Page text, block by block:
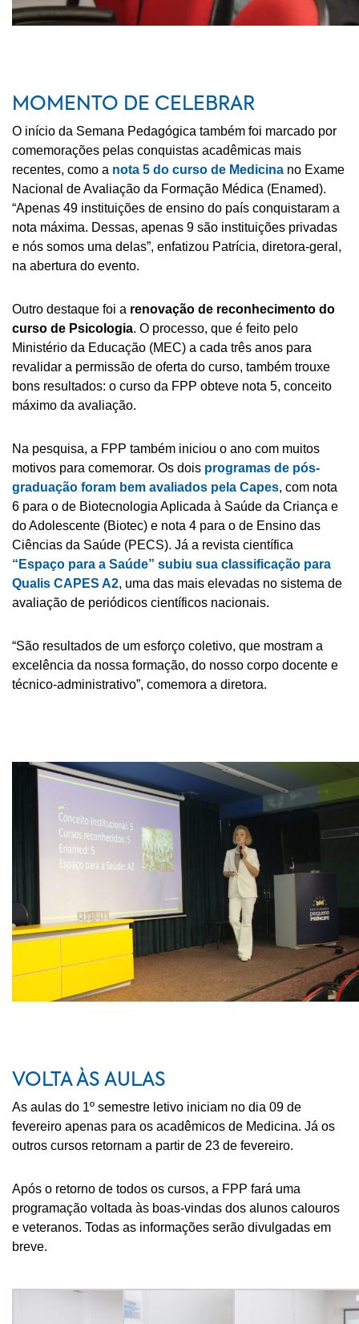
MOMENTO DE CELEBRAR
O início da Semana Pedagógica também foi marcado por
comemorações pelas conquistas acadêmicas mais
recentes, como a nota 5 do curso de Medicina no Exame
Nacional de Avaliação da Formação Médica (Enamed).
“Apenas 49 instituições de ensino do país conquistaram a
nota máxima. Dessas, apenas 9 são instituições privadas
e nós somos uma delas”, enfatizou Patrícia, diretora-geral,
na abertura do evento.
Outro destaque foi a renovação de reconhecimento do
curso de Psicologia. O processo, que é feito pelo
Ministério da Educação (MEC) a cada três anos para
revalidar a permissão de oferta do curso, também trouxe
bons resultados: o curso da FPP obteve nota 5, conceito
máximo da avaliação.
Na pesquisa, a FPP também iniciou o ano com muitos
motivos para comemorar. Os dois programas de pós-
graduação foram bem avaliados pela Capes, com nota
6 para o de Biotecnologia Aplicada à Saúde da Criança e
do Adolescente (Biotec) e nota 4 para o de Ensino das
Ciências da Saúde (PECS). Já a revista científica
“Espaço para a Saúde” subiu sua classificação para
Qualis CAPES A2, uma das mais elevadas no sistema de
avaliação de periódicos científicos nacionais.
“São resultados de um esforço coletivo, que mostram a
excelência da nossa formação, do nosso corpo docente e
técnico-administrativo”, comemora a diretora.
VOLTA ÀS AULAS
As aulas do 1º semestre letivo iniciam no dia 09 de
fevereiro apenas para os acadêmicos de Medicina. Já os
outros cursos retornam a partir de 23 de fevereiro.
Após o retorno de todos os cursos, a FPP fará uma
programação voltada às boas-vindas dos alunos calouros
e veteranos. Todas as informações serão divulgadas em
breve.